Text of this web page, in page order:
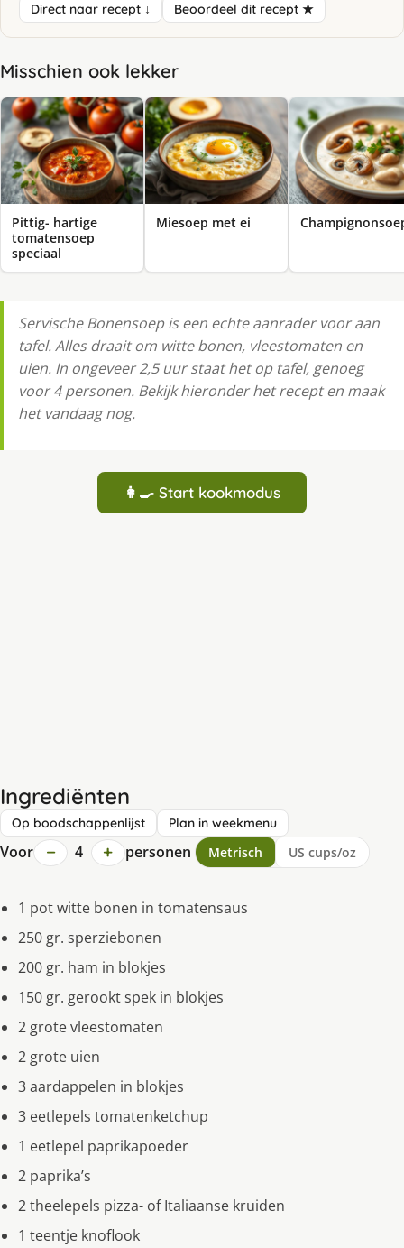
Direct naar recept ↓ Beoordeel dit recept ★
Misschien ook lekker
Pittig- hartige
tomatensoep
speciaal
Miesoep met ei
Servische Bonensoep is een echte aanrader voor aan
tafel. Alles draait om witte bonen, vleestomaten en
uien. In ongeveer 2,5 uur staat het op tafel, genoeg
voor 4 personen. Bekijk hieronder het recept en maak
het vandaag nog.
👩‍🍳 Start kookmodus
Ingrediënten
Op boodschappenlijst Plan in weekmenu
Voor − 4 + personen Metrisch US cups/oz
1 pot witte bonen in tomatensaus
250 gr. sperziebonen
200 gr. ham in blokjes
150 gr. gerookt spek in blokjes
2 grote vleestomaten
2 grote uien
3 aardappelen in blokjes
3 eetlepels tomatenketchup
1 eetlepel paprikapoeder
2 paprika’s
2 theelepels pizza- of Italiaanse kruiden
1 teentje knoflook